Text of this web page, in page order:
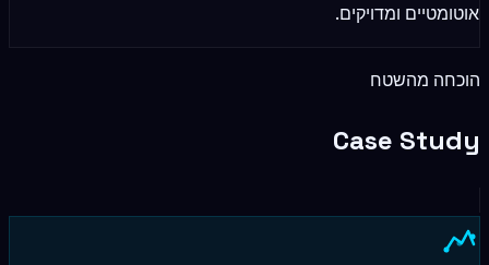
אוטומטיים ומדויקים.
הוכחה מהשטח
Case Study